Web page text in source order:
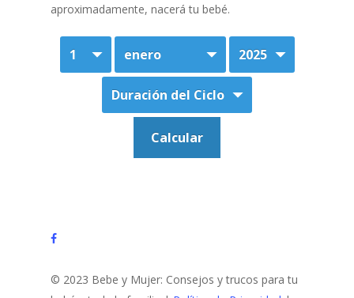
aproximadamente, nacerá tu bebé.
facebook
© 2023 Bebe y Mujer: Consejos y trucos para tu